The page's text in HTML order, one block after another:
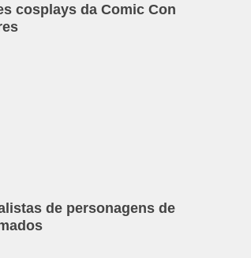
cosplays da Comic Con
de personagens de